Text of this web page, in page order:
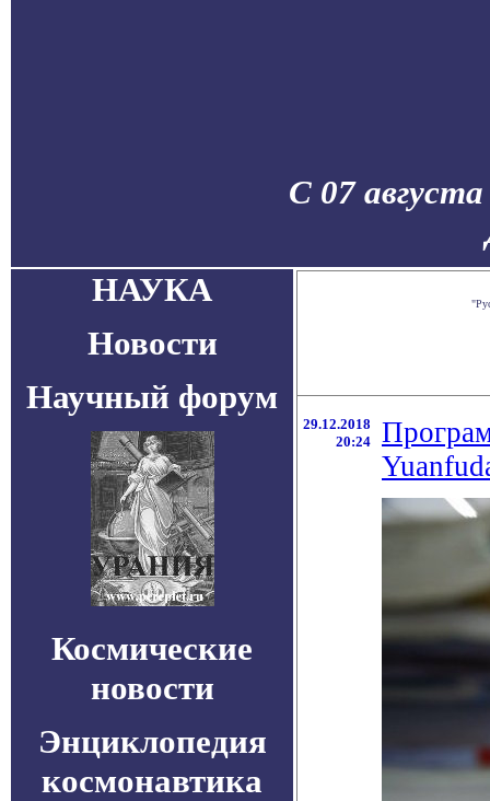
С 07
НАУКА
Новости
Научный форум
Космические
новости
Энциклопедия
космонавтика
29.12.2018
20:24